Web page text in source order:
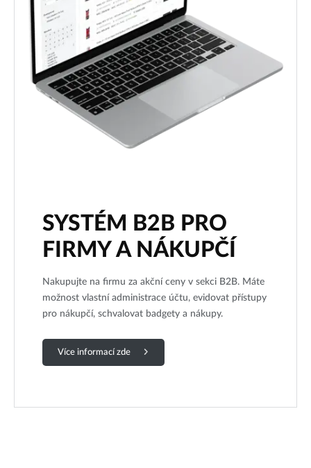
SYSTÉM B2B PRO
FIRMY A NÁKUPČÍ
Nakupujte na firmu za akční ceny v sekci B2B. Máte
možnost vlastní administrace účtu, evidovat přístupy
pro nákupčí, schvalovat badgety a nákupy.
Více informací zde